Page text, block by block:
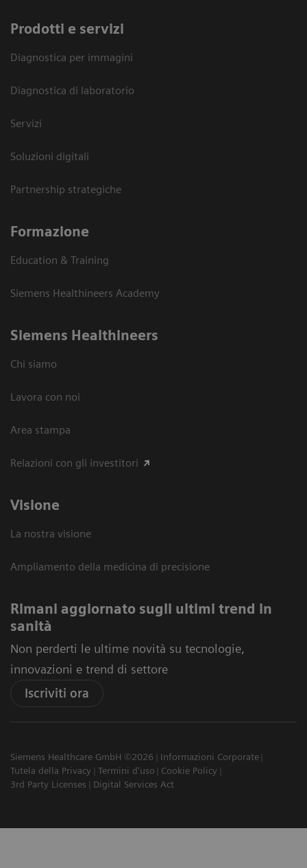
Prodotti e servizi
Diagnostica per immagini
Diagnostica di laboratorio
Servizi
Soluzioni digitali
Partnership strategiche
Formazione
Education & Training
Siemens Healthineers Academy
Siemens Healthineers
Chi siamo
Lavora con noi
Area stampa
Relazioni con gli investitori
Visione
La nostra visione
Ampliamento della medicina di precisione
Rimani aggiornato sugli ultimi trend in
sanità
Non perderti le ultime novità su tecnologie,
innovazioni e trend di settore
Iscriviti ora
Siemens Healthcare GmbH ©2026
Informazioni Corporate
Tutela della Privacy
Termini d'uso
Cookie Policy
3rd Party Licenses
Digital Services Act